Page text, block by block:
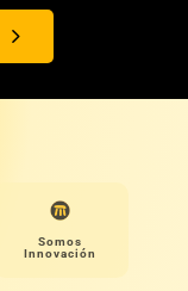
Somos
Innovación